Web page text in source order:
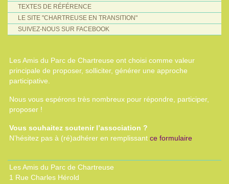
TEXTES DE RÉFÉRENCE
LE SITE "CHARTREUSE EN TRANSITION"
SUIVEZ-NOUS SUR FACEBOOK
Les Amis du Parc de Chartreuse ont choisi comme valeur
principale de proposer, solliciter, générer une approche
participative.
Nous vous espérons très nombreux pour répondre, participer,
proposer !
Vous souhaitez soutenir l’association ?
N’hésitez pas à (ré)adhérer en remplissant ce formulaire
Les Amis du Parc de Chartreuse
1 Rue Charles Hérold